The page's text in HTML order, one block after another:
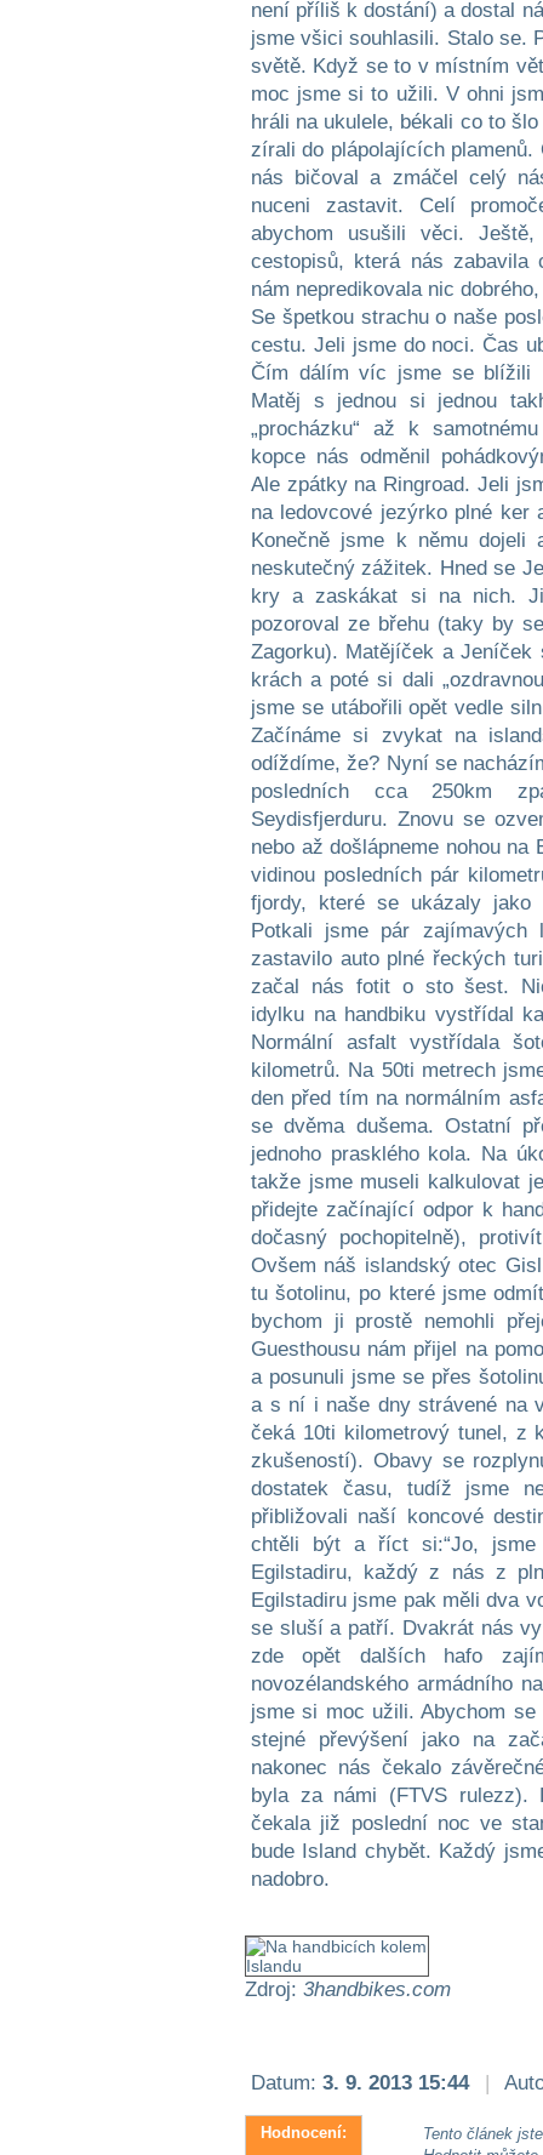
Zdroj: 3handbikes.com
Datum: 3. 9. 2013 15:44 |
Hodnocení:
Tento článek